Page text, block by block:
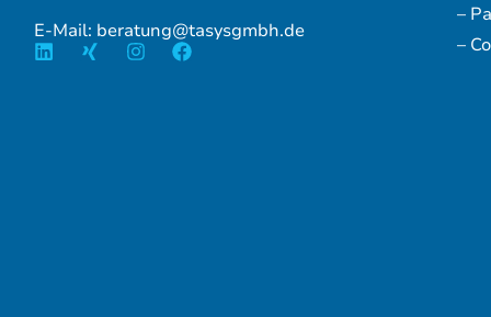
E-Mail: beratung@tasysgmbh.de
–
–